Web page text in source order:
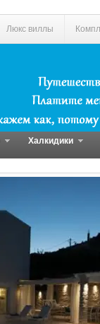
Люкс виллы
Халкидики